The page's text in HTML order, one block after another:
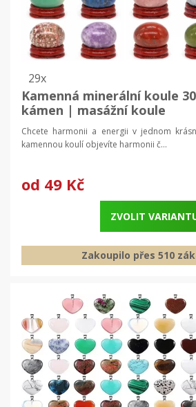
29x
Kamenná minerální koule
kámen | masážní koule
Chcete harmonii a energii v jednom
kamennou koulí objevíte harmonii č...
od 49 Kč
ZVOLIT
Zakoupilo přes 510